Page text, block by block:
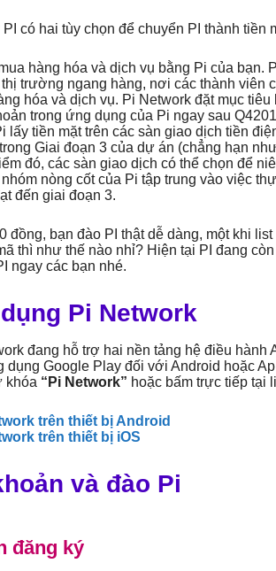
có hai tùy chọn để chuyển PI thành tiền
hàng hóa và dịch vụ bằng Pi của bạn.
trường ngang hàng, nơi các thành viên
hóa và dịch vụ. Pi Network đặt mục
trong ứng dụng của Pi ngay sau
lấy tiền mặt trên các sàn giao dịch tiền
Giai đoạn 3 của dự án (chẳng hạn
đó, các sàn giao dịch có thể chọn để
nòng cốt của Pi tập trung vào việc
đến giai đoạn 3.
đồng, bạn đào PI thật dễ dàng, một khi
thì như thế nào nhỉ? Hiện tại PI đang
ngay các bạn nhé.
Pi Network
đang hỗ trợ hai nền tảng hệ điều hành
dụng Google Play đối với Android hoặc
khóa “Pi Network” hoặc bấm trực tiếp tại
trên thiết bị Android
trên thiết bị iOS
và đào Pi
đăng ký